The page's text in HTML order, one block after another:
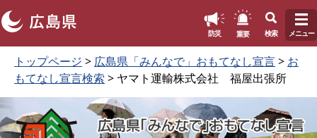
ペ
の
先
本
読
む
防災 重要 検索 メニュー
トップページ > 広島県「みんなで」おもてなし宣言> お
もてなし宣言検索 > ヤマト運輸株式会社 福屋出張所